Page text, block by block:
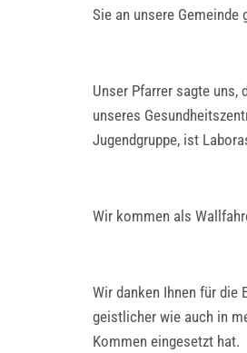
Sie an unsere Gemeinde
Unser Pfarrer sagte
unseres
Jugendgruppe, ist
Wir kommen als
Wir danken Ihnen für die
geistlicher wie auch in
Kommen eingesetzt hat.